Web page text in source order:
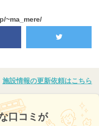
~ma_mere/
施設情報の更新依頼はこちら
口コミが